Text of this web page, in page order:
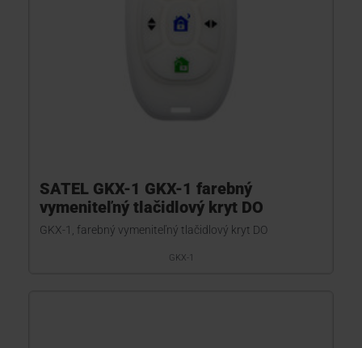
SATEL GKX-1 GKX-1 farebný
vymeniteľný tlačidlový kryt DO
GKX-1, farebný vymeniteľný tlačidlový kryt DO
GKX-1